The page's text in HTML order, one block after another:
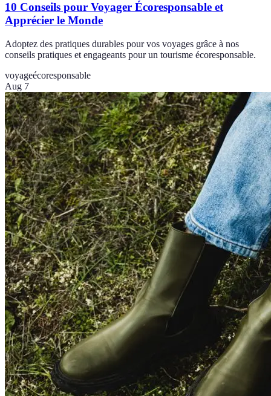
10 Conseils pour Voyager Écoresponsable et
Apprécier le Monde
Adoptez des pratiques durables pour vos voyages grâce à nos
conseils pratiques et engageants pour un tourisme écoresponsable.
voyageécoresponsable
Aug 7